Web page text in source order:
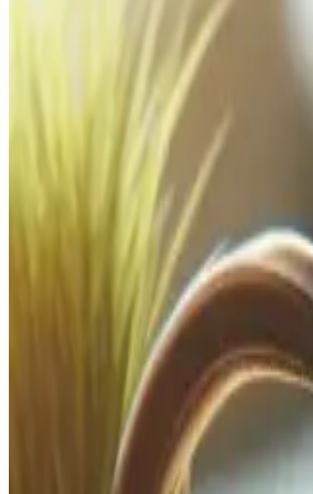
Was kostet eine massgeschneiderte
Können Sie meine neue Anwendung mit